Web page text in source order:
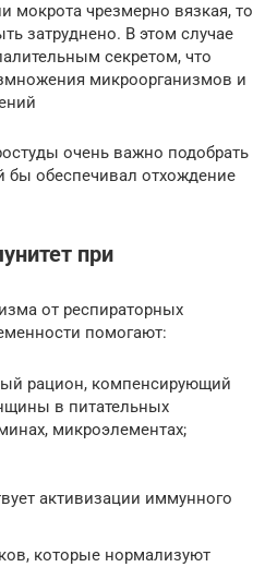
мокрота чрезмерно вязкая, то
затруднено. В этом случае
секретом, что
микроорганизмов и
очень важно подобрать
бы обеспечивал отхождение
при
от респираторных
помогают:
рацион, компенсирующий
в питательных
микроэлементах;
активизации иммунного
которые нормализуют